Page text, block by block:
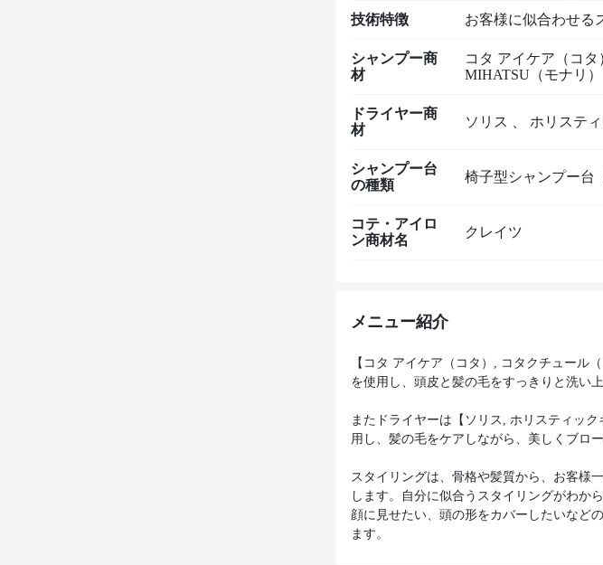
技術特徴 お客様に似合わせる
シャンプー商
材
コタ アイケア（コタ
MIHATSU（モナリ）
ドライヤー商
材
ソリス ホリステ
シャンプー台
の種類
椅子型シャンプー台
コテ・アイロ
ン商材名
クレイツ
メニュー紹介
【コタ アイケア（コタ）, コタクチュール
を使用し、頭皮と髪の毛をすっきりと洗い上
またドライヤーは【ソリス, ホリスティッ
用し、髪の毛をケアしながら、美しくブロ
スタイリングは、骨格や髪質から、お客様
します。自分に似合うスタイリングがわか
顔に見せたい、頭の形をカバーしたいなど
ます。